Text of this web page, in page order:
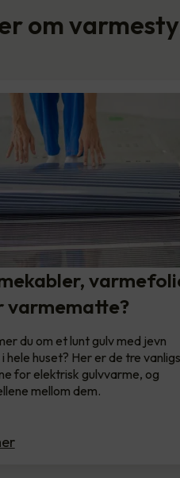
om
varmematte?
du om et lunt gulv med jevn
hele huset? Her er de tre
for elektrisk gulvvarme, og
mellom dem.